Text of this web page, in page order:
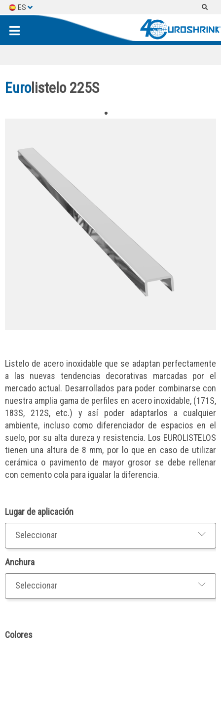
ES
Eurolistelo 225S
Listelo de acero inoxidable que se adaptan perfectamente
a las nuevas tendencias decorativas marcadas por el
mercado actual. Desarrollados para poder combinarse con
nuestra amplia gama de perfiles en acero inoxidable, (171S,
183S, 212S, etc.) y así poder adaptarlos a cualquier
ambiente, incluso como diferenciador de espacios en el
suelo, por su alta dureza y resistencia. Los EUROLISTELOS
tienen una altura de 8 mm, por lo que en caso de utilizar
cerámica o pavimento de mayor grosor se debe rellenar
con cemento cola para igualar la diferencia.
Lugar de aplicación
Anchura
Colores